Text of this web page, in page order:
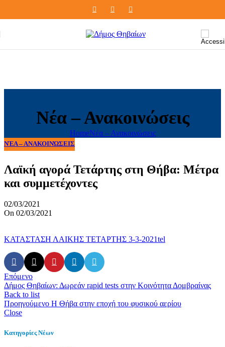
Skip to main content
Νέα – Ανακοινώσεις
HomeΝέα – Ανακοινώσεις
ΝΈΑ – ΑΝΑΚΟΙΝΏΣΕΙΣ
Λαϊκή αγορά Τετάρτης στη Θήβα: Μέτρα
και συμμετέχοντες
02/03/2021
On 02/03/2021
ΚΑΤΑΣΤΑΣΗ ΛΑΙΚΗΣ ΤΕΤΑΡΤΗΣ 3-3-2021tel
Επόμενο
Δήμος Θηβαίων: Δωρεάν rapid tests στην Κοινότητα Δομβραίνας
Back to list
Προηγούμενο Η Θήβα στην εποχή του φυσικού αερίου
Close
Κατηγορίες Νέων